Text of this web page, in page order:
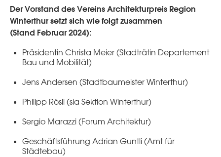
Der Vorstand des Vereins Architekturpreis Region
Winterthur setzt sich wie folgt zusammen
(Stand Februar 2024):
Präsidentin Christa Meier (Stadträtin Departement
Bau und Mobilität)
Jens Andersen (Stadtbaumeister Winterthur)
Philipp Rösli (sia Sektion Winterthur)
Sergio Marazzi (Forum Architektur)
Geschäftsführung Adrian Guntli (Amt für
Städtebau)